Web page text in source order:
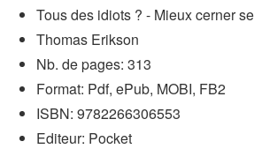
Tous des idiots ? - Mieux cerner
Thomas Erikson
Nb. de pages: 313
Format: Pdf, ePub, MOBI, FB2
ISBN: 9782266306553
Editeur: Pocket